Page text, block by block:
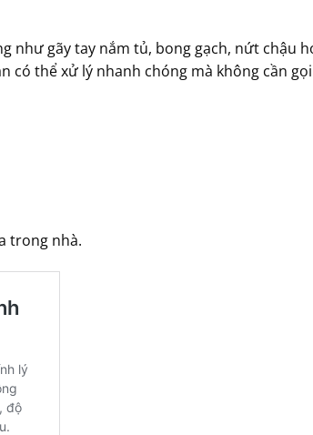
như gãy tay nắm tủ, bong gạch, nứt chậu
có thể xử lý nhanh chóng mà không cần
trong nhà.